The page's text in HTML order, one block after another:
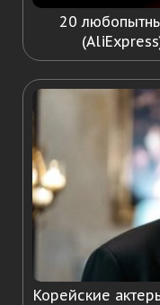
20
Корейские